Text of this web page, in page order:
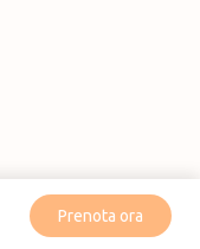
Prenota ora